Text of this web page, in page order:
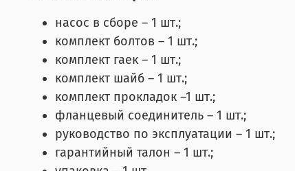
насос в сборе – 1 шт.;
комплект болтов – 1 шт.;
комплект гаек – 1 шт.;
комплект шайб – 1 шт.;
комплект прокладок –1 шт.;
фланцевый соединитель – 1 шт.;
руководство по эксплуатации – 1 шт.;
гарантийный талон – 1 шт.;